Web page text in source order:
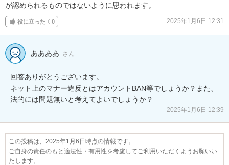
が認められるものではないように思われます。
役に立った 0 2025年1月6日 12:31
ああああ さん
回答ありがとうございます。
ネット上のマナー違反とはアカウントBAN等でしょうか？また、
法的には問題無いと考えてよいでしょうか？
2025年1月6日 12:39
この投稿は、2025年1月6日時点の情報です。
ご自身の責任のもと適法性・有用性を考慮してご利用いただくようお願いい
たします。